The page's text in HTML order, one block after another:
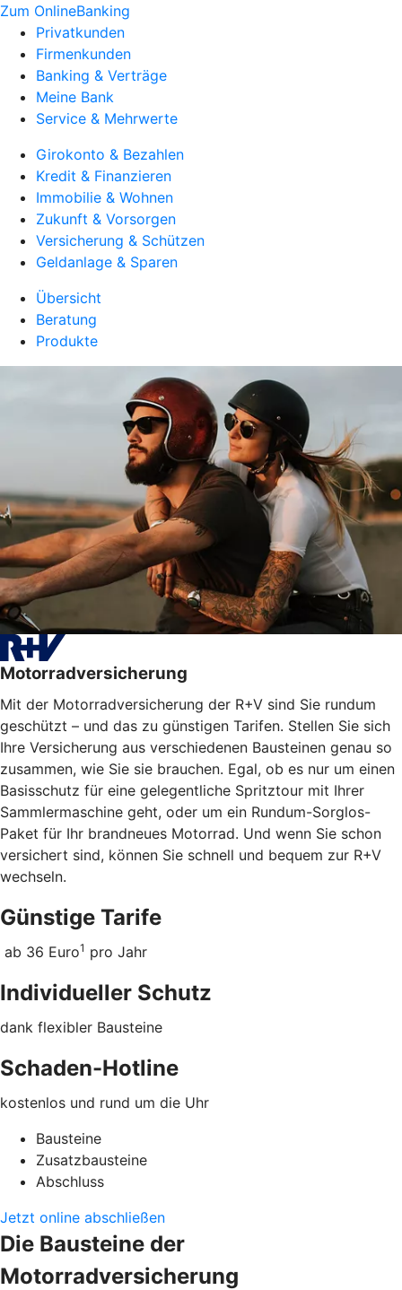
Zum OnlineBanking
Privatkunden
Firmenkunden
Banking & Verträge
Meine Bank
Service & Mehrwerte
Girokonto & Bezahlen
Kredit & Finanzieren
Immobilie & Wohnen
Zukunft & Vorsorgen
Versicherung & Schützen
Geldanlage & Sparen
Übersicht
Beratung
Produkte
Motorradversicherung
Mit der Motorradversicherung der R+V sind Sie rundum
geschützt – und das zu günstigen Tarifen. Stellen Sie sich
Ihre Versicherung aus verschiedenen Bausteinen genau so
zusammen, wie Sie sie brauchen. Egal, ob es nur um einen
Basisschutz für eine gelegentliche Spritztour mit Ihrer
Sammlermaschine geht, oder um ein Rundum-Sorglos-
Paket für Ihr brandneues Motorrad. Und wenn Sie schon
versichert sind, können Sie schnell und bequem zur R+V
wechseln.
Günstige Tarife
ab 36 Euro1 pro Jahr
Individueller Schutz
dank flexibler Bausteine
Schaden-Hotline
kostenlos und rund um die Uhr
Bausteine
Zusatzbausteine
Abschluss
Jetzt online abschließen
Die Bausteine der
Motorradversicherung